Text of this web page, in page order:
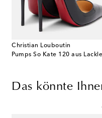
Christian Louboutin
Das könnte